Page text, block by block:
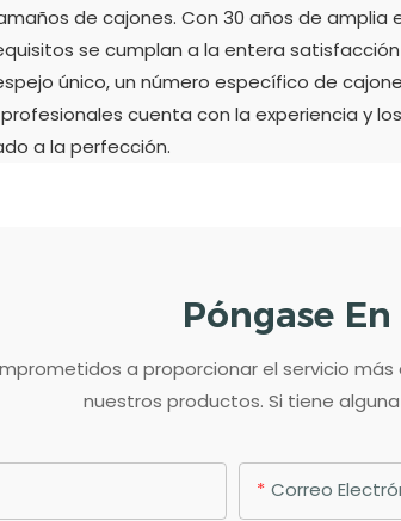
de cajones. Con 30 años de amplia
se cumplan a la entera
único, un número específico de
cuenta con la experiencia y
a la perfección.
Póngase
a proporcionar el servicio
nuestros productos. Si tiene
Correo